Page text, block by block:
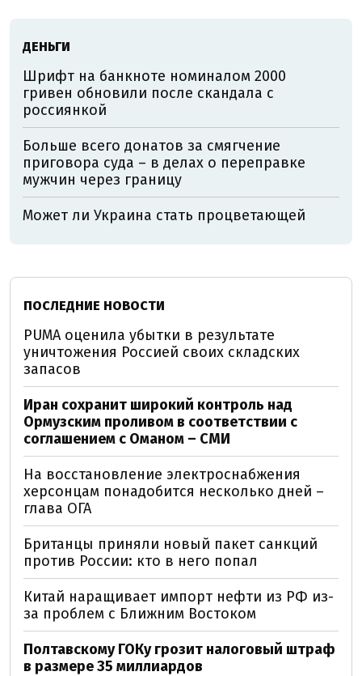
ДЕНЬГИ
Шрифт на банкноте номиналом 2000
гривен обновили после скандала с
россиянкой
Больше всего донатов за смягчение
приговора суда – в делах о переправке
мужчин через границу
Может ли Украина стать процветающей
ПОСЛЕДНИЕ НОВОСТИ
PUMA оценила убытки в результате
уничтожения Россией своих складских
запасов
Иран сохранит широкий контроль над
Ормузским проливом в соответствии с
соглашением с Оманом – СМИ
На восстановление электроснабжения
херсонцам понадобится несколько дней –
глава ОГА
Британцы приняли новый пакет санкций
против России: кто в него попал
Китай наращивает импорт нефти из РФ из-
за проблем с Ближним Востоком
Полтавскому ГОКу грозит налоговый штраф
в размере 35 миллиардов